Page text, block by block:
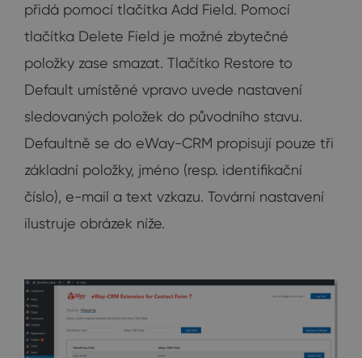
přidá pomocí tlačítka Add Field. Pomocí
tlačítka Delete Field je možné zbytečné
položky zase smazat. Tlačítko Restore to
Default umístěné vpravo uvede nastavení
sledovaných položek do původního stavu.
Defaultně se do eWay-CRM propisují pouze tři
základní položky, jméno (resp. identifikační
číslo), e-mail a text vzkazu. Tovární nastavení
ilustruje obrázek níže.